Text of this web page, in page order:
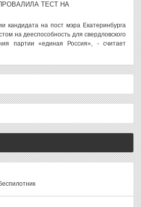
ТЕСТ НА
кандидата на пост мэра Екатеринбурга
на дееспособность для свердловского
партии «единая Россия», - считает